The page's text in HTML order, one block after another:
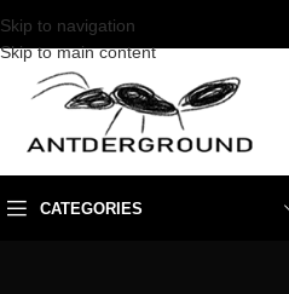
Skip to navigation
Skip to main content
CATEGORIES